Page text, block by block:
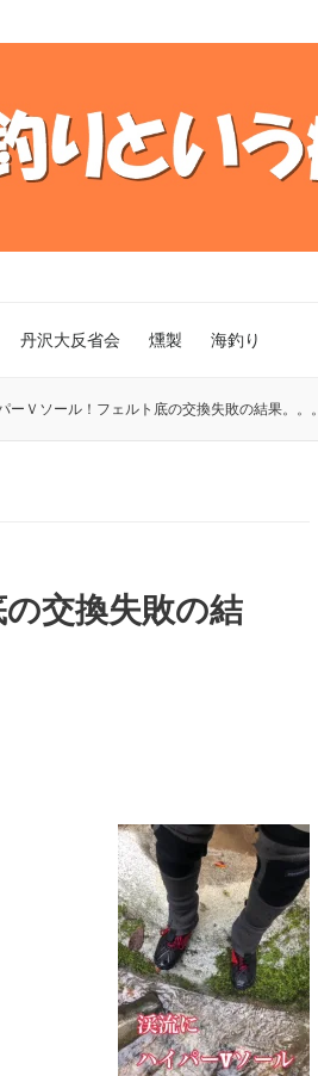
丹沢大反省会 燻製 海釣り
ーＶソール！フェルト底の交換失敗の結果。。。
交換失敗の結